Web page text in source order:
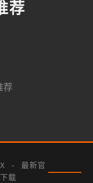
荐
荐
- 最新官
载